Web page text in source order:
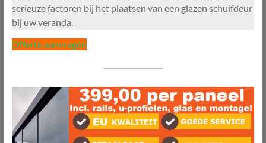
serieuze factoren bij het plaatsen van een glazen schuifdeur
bij uw veranda.
Offerte aanvragen